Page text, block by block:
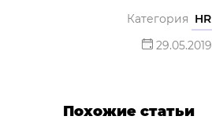
Категория HR
29.05.2019
Похожие статьи